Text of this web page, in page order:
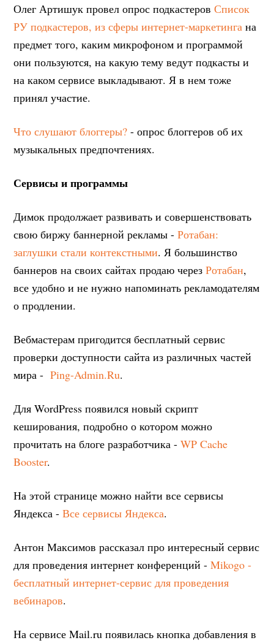
Олег Артишук провел опрос подкастеровСписок
РУ подкастеров, из сферы интернет-маркетинга на
предмет того, каким микрофоном и программой
они пользуются, на какую тему ведут подкасты и
на каком сервисе выкладывают. Я в нем тоже
принял участие.
Что слушают блоггеры? - опрос блоггеров об их
музыкальных предпочтениях.
Сервисы и программы
Димок продолжает развивать и совершенствовать
свою биржу баннерной рекламы -Ротабан:
заглушки стали контекстными. Я большинство
баннеров на своих сайтах продаю черезРотабан,
все удобно и не нужно напоминать рекламодателям
о продлении.
Вебмастерам пригодится бесплатный сервис
проверки доступности сайта из различных частей
мира - Ping-Admin.Ru.
Для WordPress появился новый скрипт
кеширования, подробно о котором можно
прочитать на блоге разработчика -WP Cache
Booster.
На этой странице можно найти все сервисы
Яндекса -Все сервисы Яндекса.
Антон Максимов рассказал про интересный сервис
для проведения интернет конференций -Mikogo -
бесплатный интернет-сервис для проведения
вебинаров.
На сервисе Mail.ru появилась кнопка добавления в